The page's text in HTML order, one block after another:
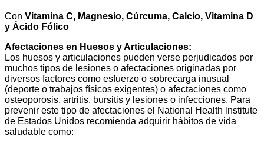
Con Vitamina C, Magnesio, Cúrcuma, Calcio, Vitamina D
y Ácido Fólico
Afectaciones en Huesos y Articulaciones:
Los huesos y articulaciones pueden verse perjudicados por
muchos tipos de lesiones o afectaciones originadas por
diversos factores como esfuerzo o sobrecarga inusual
(deporte o trabajos físicos exigentes) o afectaciones como
osteoporosis, artritis, bursitis y lesiones o infecciones. Para
prevenir este tipo de afectaciones el National Health lnstitute
de Estados Unidos recomienda adquirir hábitos de vida
saludable como: